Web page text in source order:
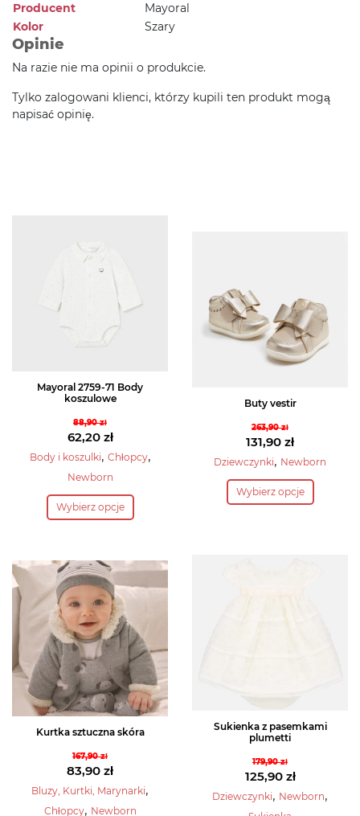
Producent
Mayoral
Kolor
Szary
Opinie
Na razie nie ma opinii o produkcie.
Tylko zalogowani klienci, którzy kupili ten produkt mogą
napisać opinię.
Mayoral 2759-71 Body
koszulowe
88,90zł
Pierwotna
cena
wynosiła:
62,20 zł
Aktualna
cena
62,20 zł.
Body i koszulki, Chłopcy,
Newborn
Wybierz opcje
Ten
produkt
wariantów.
Opcje
można
wybrać
na
stronie
produktu
Buty vestir
263,90zł
Pierwotna
cena
wynosiła:
263,90 zł.
131,90 zł
Aktualna
cena
wynosi:
Dziewczynki, Newborn
Wybierz opcje
Ten
produkt
wariantów.
Kurtka sztuczna skóra
167,90zł
Pierwotna
cena
wynosiła:
83,90 zł
Aktualna
cena
Bluzy, Kurtki, Marynarki,
Chłopcy, Newborn
Sukienka z pasemkami
plumetti
179,90zł
Pierwotna
cena
wynosiła:
125,90 zł
Aktualna
cena
Dziewczynki, Newborn,